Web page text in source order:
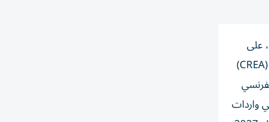
سنوي، على
الرغم من تعهدات التكتل بإنهاء الاعتماد على إمدادات الطاقة الروسية بحلول عام 2027. وأفاد مركز أبحاث الطاقة والهواء النظيف (CREA)
الفرنسي
أن الغاز الروسي شكل 13.4% من إجمالي واردات